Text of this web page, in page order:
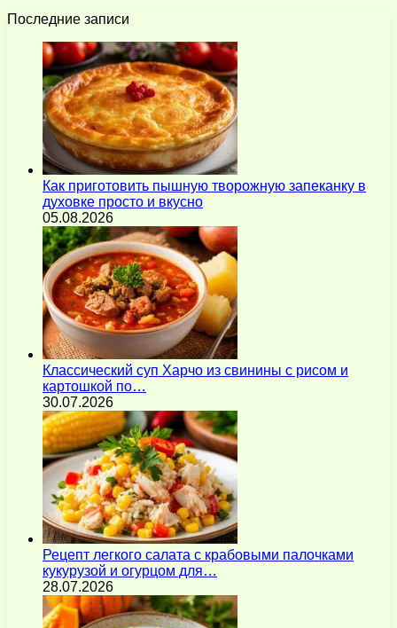
Последние записи
Как приготовить пышную творожную запеканку в
духовке просто и вкусно
05.08.2026
Классический суп Харчо из свинины с рисом и
картошкой по…
30.07.2026
Рецепт легкого салата с крабовыми палочками
кукурузой и огурцом для…
28.07.2026